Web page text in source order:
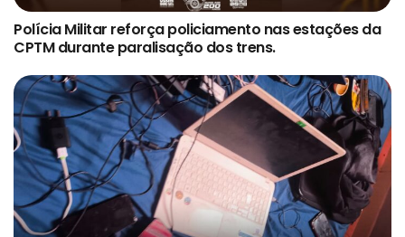
Polícia Militar reforça policiamento nas estações da
CPTM durante paralisação dos trens.